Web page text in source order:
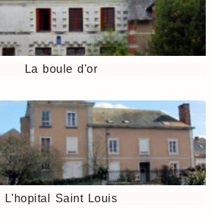
La boule d'or
L'hopital Saint Louis